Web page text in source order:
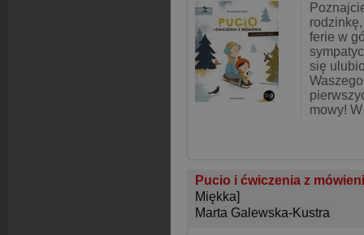
ferie w
się
mowy!
Pucio i ćwiczenia z
Miękka]
Marta Galewska-Kustra